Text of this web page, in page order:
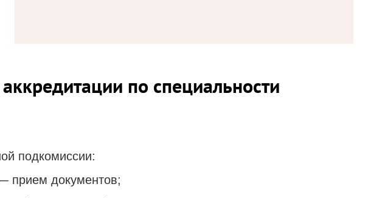
по специальности
подкомиссии:
прием документов;